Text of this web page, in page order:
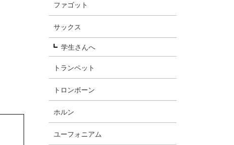
ファゴット
サックス
学生さんへ
トランペット
トロンボーン
ホルン
ユーフォニアム